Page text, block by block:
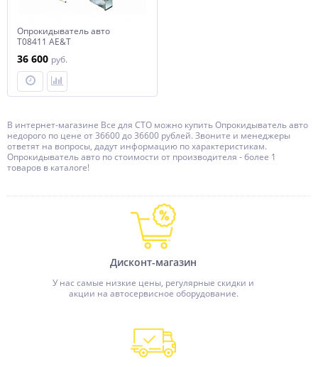
Опрокидыватель авто
Т08411 AE&T
36 600 руб.
В интернет-магазине Все для СТО можно купить Опрокидыватель авто
недорого по цене от 36600 до 36600 рублей. Звоните и менеджеры
ответят на вопросы, дадут информацию по характеристикам.
Опрокидыватель авто по стоимости от производителя - более 1
товаров в каталоге!
Дисконт-магазин
У нас самые низкие цены, регулярные скидки и
акции на автосервисное оборудование.